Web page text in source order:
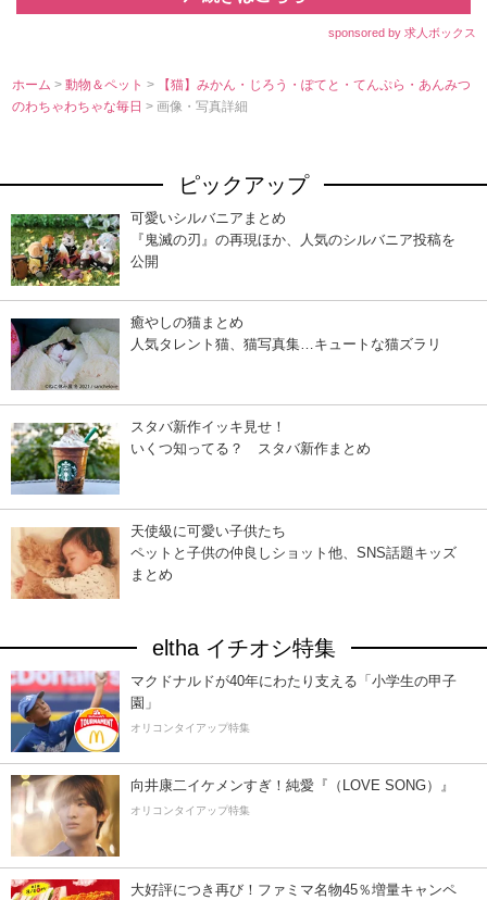
sponsored by 求人ボックス
ホーム >動物＆ペット>
【猫】みかん・じろう・ぽてと・てんぷら・あんみつ
のわちゃわちゃな毎日> 画像・写真詳細
ピックアップ
可愛いシルバニアまとめ
『鬼滅の刃』の再現ほか、人気のシルバニア投稿を
公開
癒やしの猫まとめ
人気タレント猫、猫写真集…キュートな猫ズラリ
スタバ新作イッキ見せ！
いくつ知ってる？ スタバ新作まとめ
天使級に可愛い子供たち
ペットと子供の仲良しショット他、SNS話題キッズ
まとめ
eltha イチオシ特集
マクドナルドが40年にわたり支える「小学生の甲子
園」
オリコンタイアップ特集
向井康二イケメンすぎ！純愛『（LOVE SONG）』
オリコンタイアップ特集
大好評につき再び！ファミマ名物45％増量キャンペ